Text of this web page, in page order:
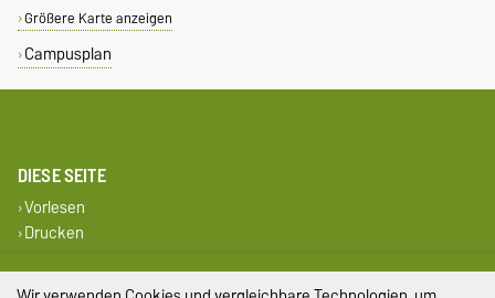
Größere Karte anzeigen
Campusplan
DIESE SEITE
Vorlesen
Drucken
Impressum